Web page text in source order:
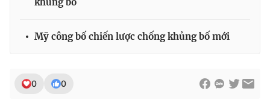
THỜI BÁO VTV
Mỹ công bố chiến lược chống khủng bố mới
0 0